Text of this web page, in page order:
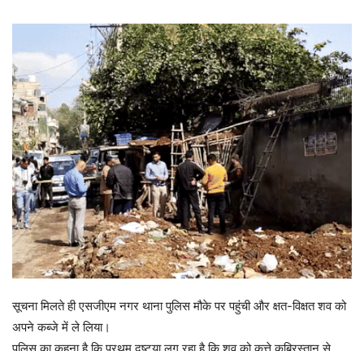
सूचना मिलते ही एसजीएम नगर थाना पुलिस मौके पर पहुंची और क्षत-विक्षत शव को
अपने कब्जे में ले लिया।